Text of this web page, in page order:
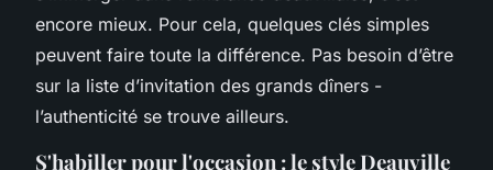
encore mieux. Pour cela, quelques clés simples
peuvent faire toute la différence. Pas besoin d’être
sur la liste d’invitation des grands dîners -
l’authenticité se trouve ailleurs.
S'habiller pour l'occasion : le style Deauville